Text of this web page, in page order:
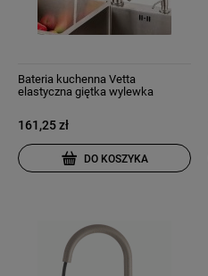
Bateria kuchenna Vetta
elastyczna giętka wylewka
161,25 zł
DO KOSZYKA